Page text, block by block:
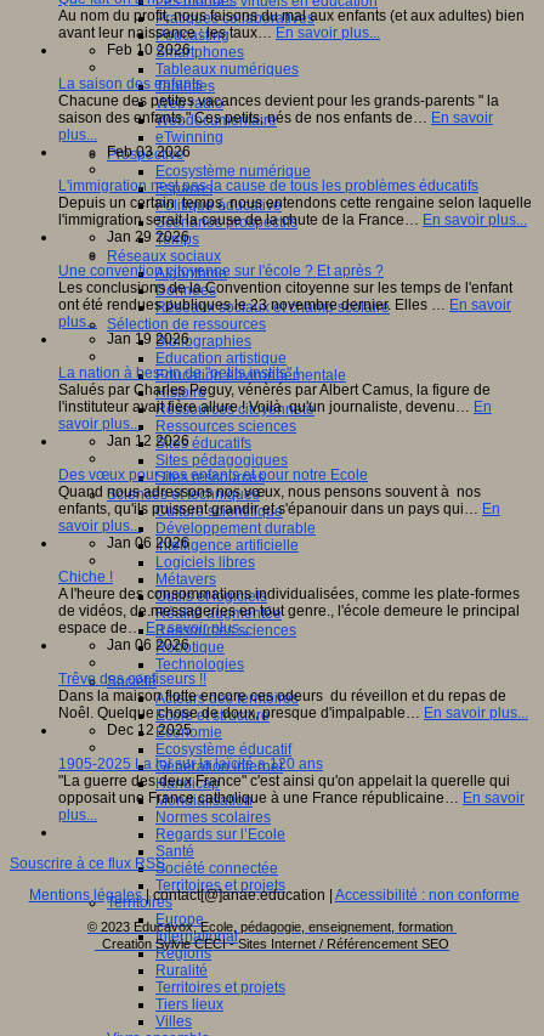
Pratiques collaboratives
Podcasting
Smartphones
Tableaux numériques
Tablettes
Web radio
Webdocumentaire
eTwinning
Prospective
Ecosystème numérique
Espaces
Politique éducative
Scénarios prospectifs
Temps
Réseaux sociaux
Algorithme
Données
Réseaux sociaux et champ scolaire
Sélection de ressources
Bibliographies
Education artistique
Education environnementale
Histoire
Ressources citoyenneté
Ressources sciences
Sites éducatifs
Sites pédagogiques
Sites ressources
Sciences et techniques
Culture scientifique
Développement durable
Intelligence artificielle
Logiciels libres
Métavers
Outils et logiciels
Réalité augmentée
Ressources sciences
Robotique
Technologies
Société
Acteurs des territoires
Ecole et structure
Economie
Ecosystème éducatif
Génération internet
Handicap
Mondialisation
Normes scolaires
Regards sur l’Ecole
Santé
Société connectée
Territoires et projets
Territoires
Europe
International
Régions
Ruralité
Territoires et projets
Tiers lieux
Villes
Au nom du profit, nous faisons du mal aux enfants (et aux adultes) bien
avant leur naissance : les taux… En savoir plus...
Feb 10 2026
La saison des enfants
Chacune des petites vacances devient pour les grands-parents " la
saison des enfants." Ces petits, nés de nos enfants de… En savoir
plus...
Feb 03 2026
L'immigration nest pas la cause de tous les problèmes éducatifs
Depuis un certain temps, nous entendons cette rengaine selon laquelle
l'immigration serait la cause de la chute de la France… En savoir plus...
Jan 29 2026
Une convention citoyenne sur l'école ? Et après ?
Les conclusions de la Convention citoyenne sur les temps de l'enfant
ont été rendues publiques le 23 novembre dernier. Elles … En savoir
plus...
Jan 19 2026
La nation à besoin de "petits instits" !
Salués par Charles Peguy, vénèrés par Albert Camus, la figure de
l'instituteur avait fière allure ! Voilà qu'un journaliste, devenu… En
savoir plus...
Jan 12 2026
Des vœux pour nos enfants et pour notre Ecole
Quand nous adressons nos vœux, nous pensons souvent à nos
enfants, qu'ils puissent grandir et s'épanouir dans un pays qui… En
savoir plus...
Jan 06 2026
Chiche !
A l'heure des consommations individualisées, comme les plate-formes
de vidéos, de.messageries en tout genre., l'école demeure le principal
espace de… En savoir plus...
Jan 06 2026
Trêve des confiseurs !!
Dans la maison flotte encore ces odeurs du réveillon et du repas de
Noêl. Quelque chose de doux, presque d'impalpable… En savoir plus...
Dec 12 2025
1905-2025 La loi sur la laïcité a 120 ans
"La guerre des deux France" c'est ainsi qu'on appelait la querelle qui
opposait une France catholique à une France républicaine… En savoir
plus...
Souscrire à ce flux RSS
Mentions légales| contact[@]anae.education | Accessibilité : non conforme
© 2023 Educavox, Ecole, pédagogie, enseignement, formation
Creation Sylvie CECI - Sites Internet / Référencement SEO